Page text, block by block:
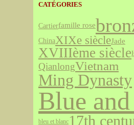
CATÉGORIES
Cartierfamille rose
ChinaXIXe siècleJade
XVIIIème siècle
QianlongVietnam
Ming Dynasty
Blue
bleu et blanc17th